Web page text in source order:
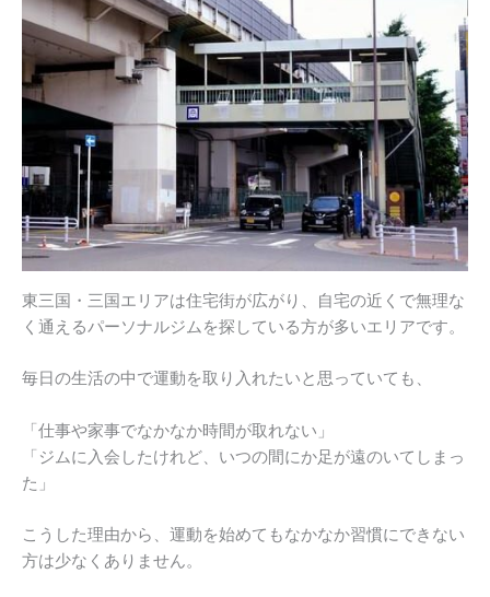
東三国・三国エリアは住宅街が広がり、自宅の近くで無理な
く通えるパーソナルジムを探している方が多いエリアです。
毎日の生活の中で運動を取り入れたいと思っていても、
「仕事や家事でなかなか時間が取れない」
「ジムに入会したけれど、いつの間にか足が遠のいてしまっ
た」
こうした理由から、運動を始めてもなかなか習慣にできない
方は少なくありません。